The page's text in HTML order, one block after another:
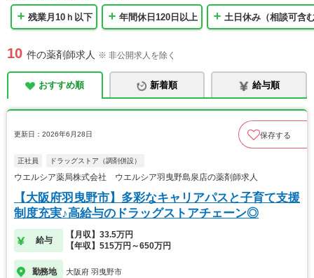
残業月10ｈ以下 年間休日120日以上 土日休み（相談可含
10 件の薬剤師求人 ※ 非公開求人を除く
おすすめ順 新着順 給与順
更新日：2026年6月28日 保存する
正社員 ドラッグストア（調剤併設）
ウエルシア薬局株式会社 ウエルシア羽曳野島泉店の薬剤師求人
【大阪府羽曳野市】多彩なキャリアパスと子育て支援
制度充実♪高給与のドラッグストアチェーン◎
給与
【月収】33.5万円
【年収】515万円～650万円
勤務地 大阪府 羽曳野市